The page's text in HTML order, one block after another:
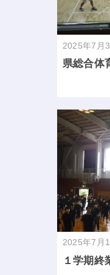
2025年7月
県総合体
2025年7月
１学期終